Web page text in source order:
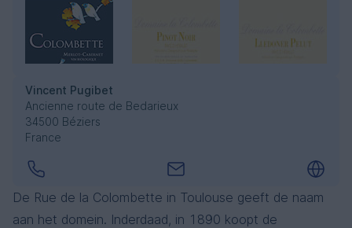
Vincent Pugibet
Ancienne route de Bedarieux
34500 Béziers
France
De Rue de la Colombette in Toulouse geeft de naam
aan het domein. Inderdaad, in 1890 koopt de